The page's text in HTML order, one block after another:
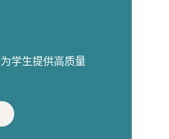
学生提供高质量